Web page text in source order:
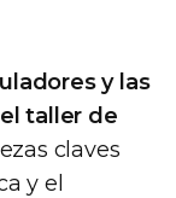
y las
taller de
claves
y el